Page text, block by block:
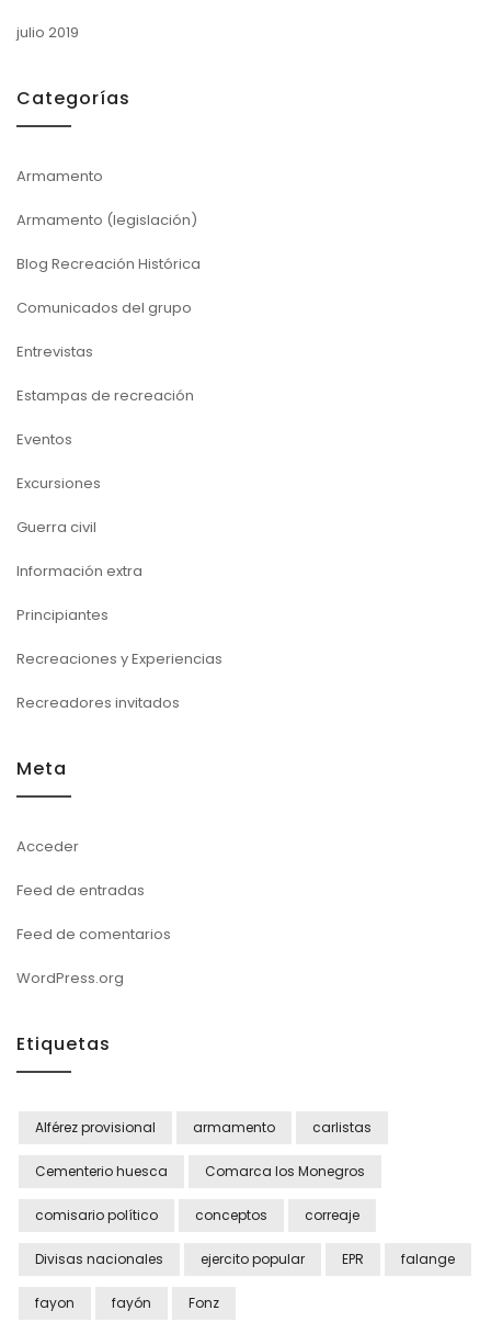
julio 2019
Categorías
Armamento
Armamento (legislación)
Blog Recreación Histórica
Comunicados del grupo
Entrevistas
Estampas de recreación
Eventos
Excursiones
Guerra civil
Información extra
Principiantes
Recreaciones y Experiencias
Recreadores invitados
Meta
Acceder
Feed de entradas
Feed de comentarios
WordPress.org
Etiquetas
Alférez provisional armamento carlistas
Cementerio huesca Comarca los Monegros
comisario político conceptos correaje
Divisas nacionales ejercito popular EPR falange
fayon fayón Fonz